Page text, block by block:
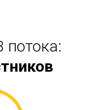
потока: